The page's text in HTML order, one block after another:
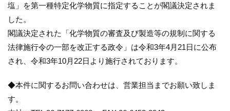
塩」を第一種特定化学物質に指定することが閣議決定されま
した。
閣議決定された「化学物質の審査及び製造等の規制に関する
法律施行令の一部を改正する政令」は令和3年4月21日に公布
され、令和3年10月22日より施行されております。
◆本件に関するお問い合わせは、営業担当までお願い致しま
す。